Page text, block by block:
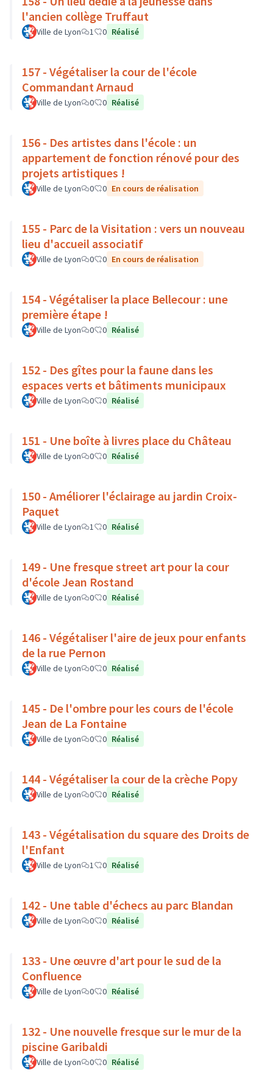
l'ancien collège Truffaut
Ville de Lyon 1 0 Réalisé
157 - Végétaliser la cour de l'école
Commandant Arnaud
Ville de Lyon 0 0 Réalisé
156 - Des artistes dans l'école : un
appartement de fonction rénové pour des
projets artistiques !
Ville de Lyon 0 0 En cours de réalisation
155 - Parc de la Visitation : vers un nouveau
lieu d'accueil associatif
Ville de Lyon 0 0 En cours de réalisation
154 - Végétaliser la place Bellecour : une
première étape !
Ville de Lyon 0 0 Réalisé
152 - Des gîtes pour la faune dans les
espaces verts et bâtiments municipaux
Ville de Lyon 0 0 Réalisé
151 - Une boîte à livres place du Château
Ville de Lyon 0 0 Réalisé
150 - Améliorer l'éclairage au jardin Croix-
Paquet
Ville de Lyon 1 0 Réalisé
149 - Une fresque street art pour la cour
d'école Jean Rostand
Ville de Lyon 0 0 Réalisé
146 - Végétaliser l'aire de jeux pour enfants
de la rue Pernon
Ville de Lyon 0 0 Réalisé
145 - De l'ombre pour les cours de l'école
Jean de La Fontaine
Ville de Lyon 0 0 Réalisé
144 - Végétaliser la cour de la crèche Popy
Ville de Lyon 0 0 Réalisé
143 - Végétalisation du square des Droits de
l'Enfant
Ville de Lyon 1 0 Réalisé
142 - Une table d'échecs au parc Blandan
Ville de Lyon 0 0 Réalisé
133 - Une œuvre d'art pour le sud de la
Confluence
Ville de Lyon 0 0 Réalisé
132 - Une nouvelle fresque sur le mur de la
piscine Garibaldi
Ville de Lyon 0 0 Réalisé